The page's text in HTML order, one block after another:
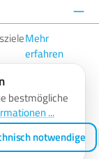
Mehr
erfahren
Widerrufsbelehrung
wenn nicht anders
bestmögliche
...
notwendige